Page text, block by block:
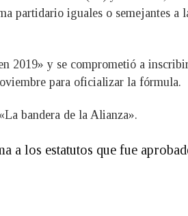
partidario iguales o semejantes a
2019» y se comprometió a
para oficializar la fórmula.
bandera de la Alianza».
a los estatutos que fue